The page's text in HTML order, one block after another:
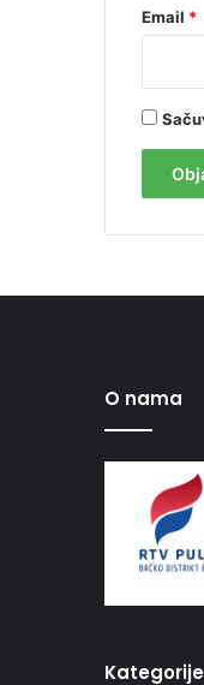
Email *
O nama
Kategorije